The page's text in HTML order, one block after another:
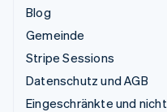
Blog
Gemeinde
Stripe Sessions
Datenschutz und AGB
Eingeschränkte und nicht